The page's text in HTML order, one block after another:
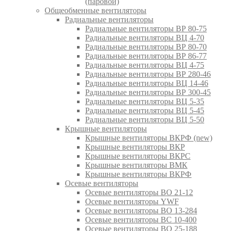
Общеобменные вентиляторы
Радиальные вентиляторы
Радиальные вентиляторы ВР 80-75
Радиальные вентиляторы ВЦ 4-70
Радиальные вентиляторы ВР 80-70
Радиальные вентиляторы ВР 86-77
Радиальные вентиляторы ВЦ 4-75
Радиальные вентиляторы ВР 280-46
Радиальные вентиляторы ВЦ 14-46
Радиальные вентиляторы ВР 300-45
Радиальные вентиляторы ВЦ 5-35
Радиальные вентиляторы ВЦ 5-45
Радиальные вентиляторы ВЦ 5-50
Крышные вентиляторы
Крышные вентиляторы ВКРФ (new)
Крышные вентиляторы ВКР
Крышные вентиляторы ВКРС
Крышные вентиляторы ВМК
Крышные вентиляторы ВКРФ
Осевые вентиляторы
Осевые вентиляторы ВО 21-12
Осевые вентиляторы YWF
Осевые вентиляторы ВО 13-284
Осевые вентиляторы ВС 10-400
Осевые вентиляторы ВО 25-188